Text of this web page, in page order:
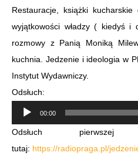
Restauracje, książki
wyjątkowości władzy ( kiedyś
rozmowy z Panią Moniką
kuchnia. Jedzenie i ideologia w
Instytut Wydawniczy.
Odsłuch:
Odtwarzacz
plików
00:00
Odsłuch pierwszej
tutaj: https://radiopraga.pl/